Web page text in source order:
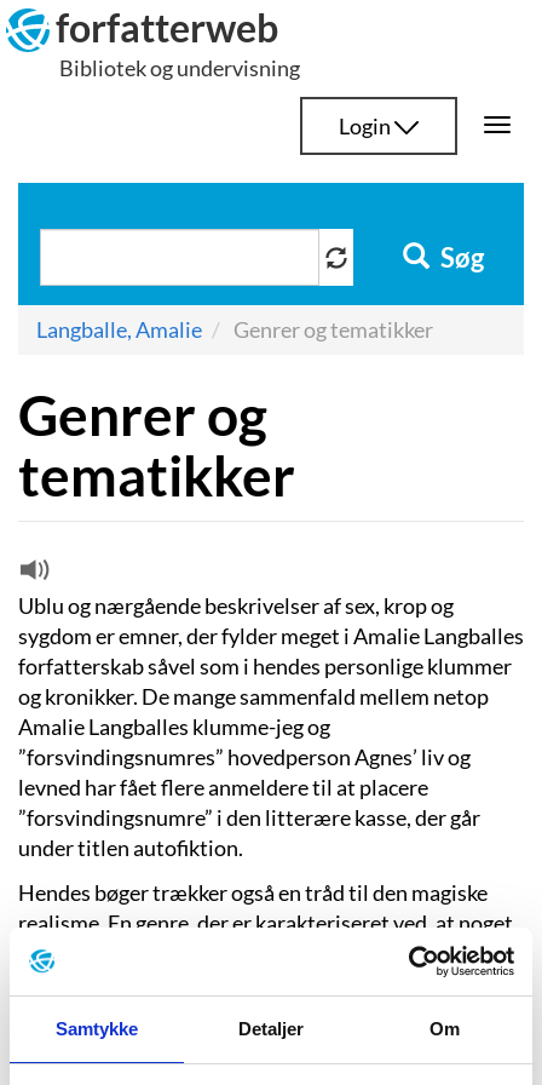
Samtykke Detaljer Om
Hop
til
indhold
forfatterweb
Bibliotek og undervisning
Login
Søg
Langballe, Amalie Genrer og tematikker
Genrer og
tematikker
Ublu og nærgående beskrivelser af sex, krop og
sygdom er emner, der fylder meget i Amalie Langballes
forfatterskab såvel som i hendes personlige klummer
og kronikker. De mange sammenfald mellem netop
Amalie Langballes klumme-jeg og
”forsvindingsnumres” hovedperson Agnes’ liv og
levned har fået flere anmeldere til at placere
”forsvindingsnumre” i den litterære kasse, der går
under titlen autofiktion.
Hendes bøger trækker også en tråd til den magiske
realisme. En genre, der er karakteriseret ved, at noget
fantastisk eller magisk på den mest naturlige måde
indgår i en ellers realistisk funderet handling. I
sidste tredjedel af bogen, da Agnes opsøges af den